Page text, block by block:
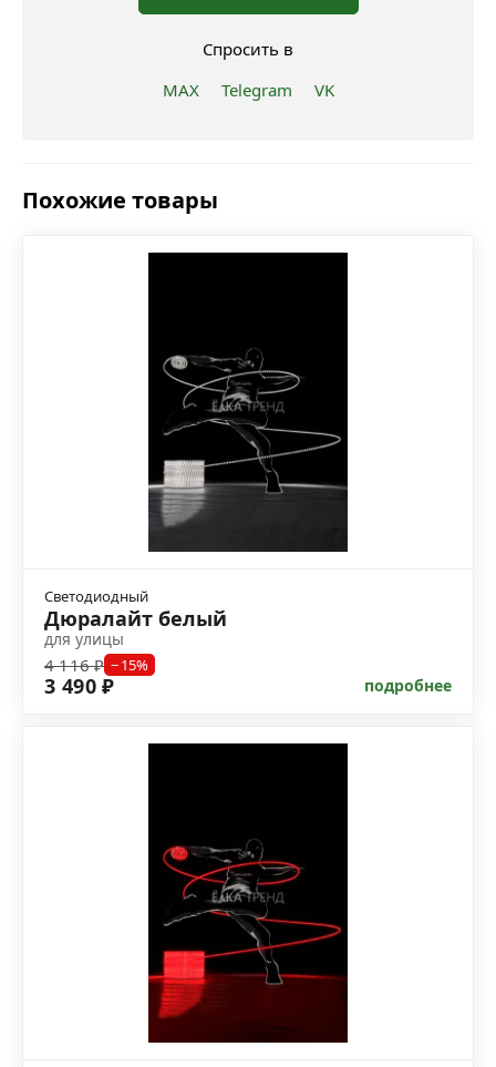
Спросить в
MAX
Telegram VK
Похожие товары
Светодиодный
Дюралайт белый
для улицы
4 116 ₽ −15%
3 490 ₽ подробнее